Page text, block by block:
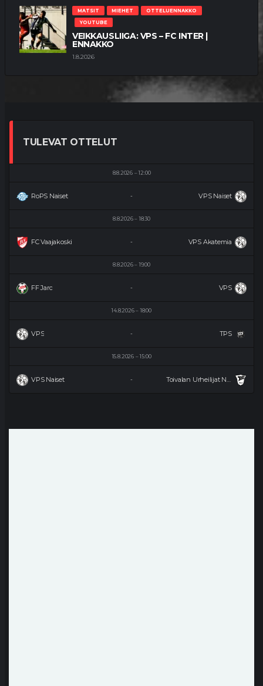
MATSIT MIEHET
OTTELUENNAKKO
YOUTUBE
VEIKKAUSLIIGA: VPS – FC INTER |
ENNAKKO
1.8.2026
TULEVAT OTTELUT
8.8.2026 12:00
RoPS Naiset VPS Naiset
-
8.8.2026 18:30
FC Vaajakoski VPS Akatemia
-
8.8.2026 19:00
FF Jaro VPS
-
14.8.2026 18:00
VPS TPS
-
15.8.2026 15:00
VPS Naiset Toivalan Urheilijat Naiset
-